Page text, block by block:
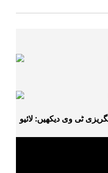
ٹی وی دیکھیں: لائیو